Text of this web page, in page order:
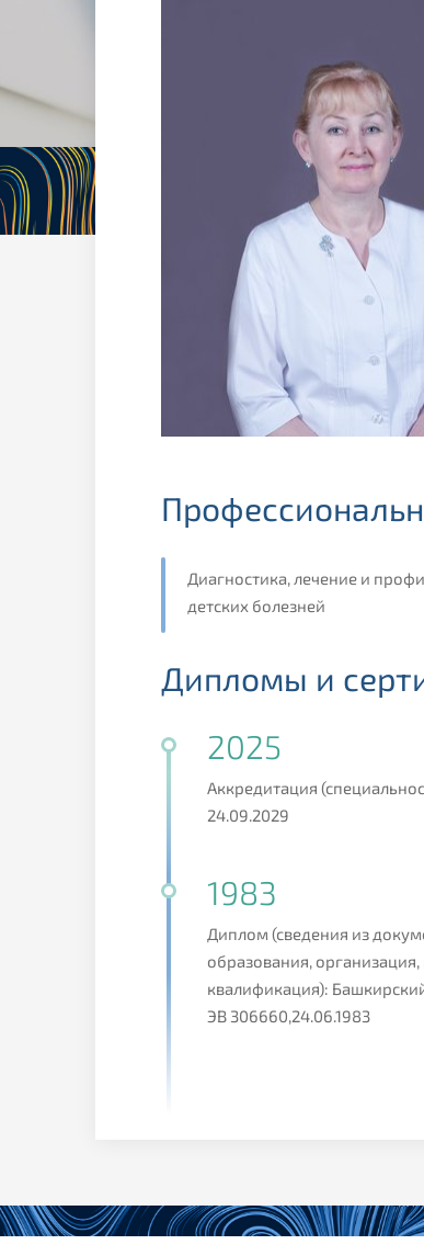
Диагностика, лечение и
детских болезней
Дипломы и
2025
Аккредитация
24.09.2029
1983
Диплом (сведения из
образования,
квалификация):
ЭВ 306660,24.06.1983